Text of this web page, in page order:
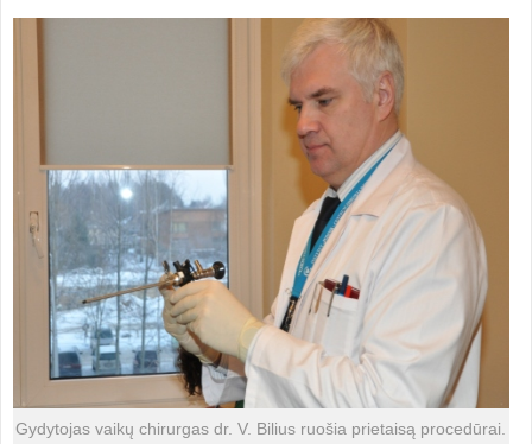
Gydytojas vaikų chirurgas dr. V. Bilius ruošia prietaisą procedūrai.